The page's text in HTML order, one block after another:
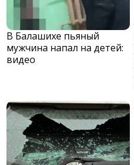
В Балашихе пьяный
мужчина напал на детей:
видео